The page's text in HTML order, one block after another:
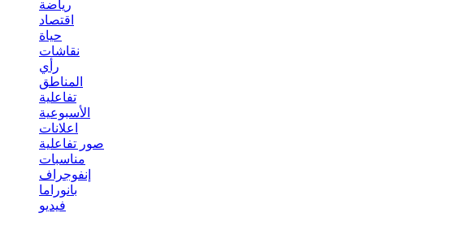
رياضة
اقتصاد
حياة
نقاشات
رأي
المناطق
تفاعلية
الأسبوعية
اعلانات
صور تفاعلية
مناسبات
إنفوجراف
بانوراما
فيديو